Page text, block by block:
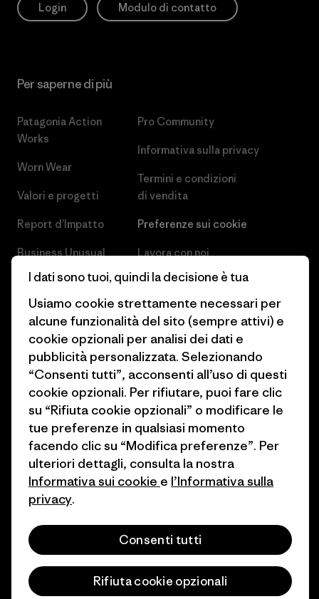
Login Modulo di contatto
Per saperne di più
Patagonia Action
Works
Worn Wear
Valori e progetti
Report d’Impatto
Business Unusual
Obiettivi climatici
1% For The Planet
Come finanziamo
Buoni regalo
Trova un negozio
Pro Community
Informativa sulla privacy
Termini e condizioni
di vendita
Preferenze sui cookie
Lavora con noi
Stampa e media
Industry program
Programma di affiliazione
Patagonia Svizzera Mappa del
sito
© 2026 Patagonia, Inc. All Rights Reserved.
italiano
I dati sono tuoi, quindi la decisione è tua
Usiamo cookie strettamente necessari per
alcune funzionalità del sito (sempre attivi) e
cookie opzionali per analisi dei dati e
pubblicità personalizzata. Selezionando
“Consenti tutti”, acconsenti all’uso di questi
cookie opzionali. Per rifiutare, puoi fare clic
su “Rifiuta cookie opzionali” o modificare le
tue preferenze in qualsiasi momento
facendo clic su “Modifica preferenze”. Per
ulteriori dettagli, consulta la nostra
Informativa sui cookie e l’Informativa sulla
privacy.
Consenti tutti
Rifiuta cookie opzionali